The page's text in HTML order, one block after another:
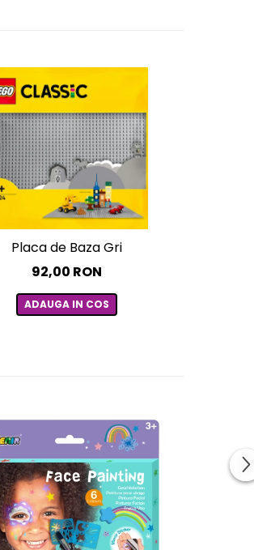
Placa de Baza Gri
92,00 RON
ADAUGA IN COS